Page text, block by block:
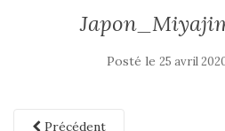
Posté le 25 avril
Précédent